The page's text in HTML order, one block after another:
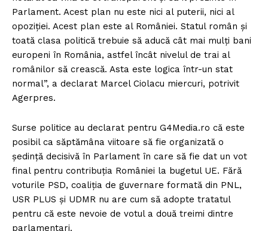
Parlament. Acest plan nu este nici al puterii, nici al
opoziţiei. Acest plan este al României. Statul român şi
toată clasa politică trebuie să aducă cât mai mulţi bani
europeni în România, astfel încât nivelul de trai al
românilor să crească. Asta este logica într-un stat
normal”, a declarat Marcel Ciolacu miercuri, potrivit
Agerpres.
Surse politice au declarat pentru G4Media.ro că este
posibil ca săptămâna viitoare să fie organizată o
ședință decisivă în Parlament în care să fie dat un vot
final pentru contribuția României la bugetul UE. Fără
voturile PSD, coaliția de guvernare formată din PNL,
USR PLUS și UDMR nu are cum să adopte tratatul
pentru că este nevoie de votul a două treimi dintre
parlamentari.